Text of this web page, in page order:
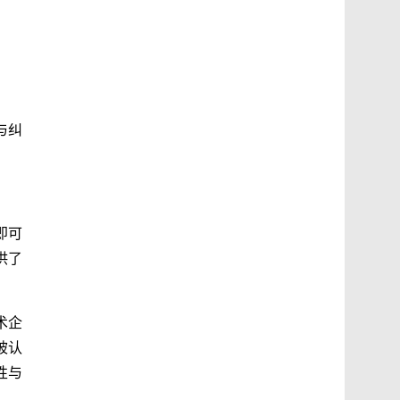
纠
可
了
企
认
与